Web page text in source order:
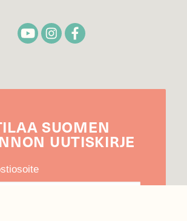
SUOMEN
UUTIS­KIRJE